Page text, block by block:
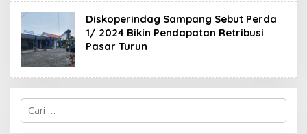
Diskoperindag Sampang Sebut Perda
1/ 2024 Bikin Pendapatan Retribusi
Pasar Turun
Cari
untuk: